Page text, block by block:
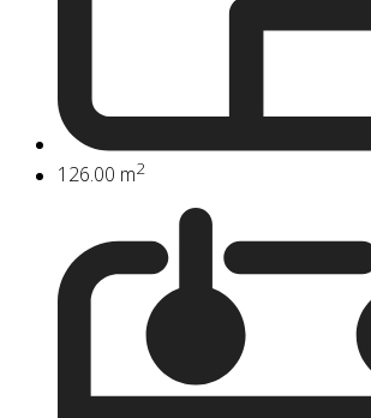
126.00 m2